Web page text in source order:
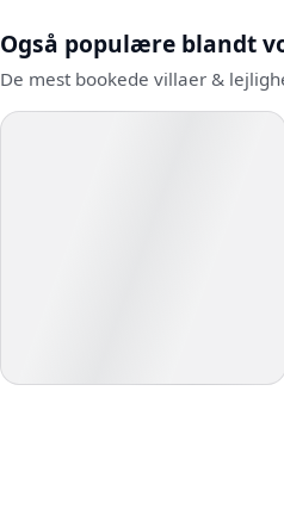
Også populære blandt
De mest bookede villaer &